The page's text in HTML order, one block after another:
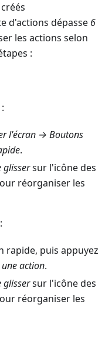
d'actions dépasse 6
les actions selon
:
l'écran → Boutons
.
glissersur l'icône des
réorganiser les
rapide, puis appuyez
action.
glissersur l'icône des
réorganiser les